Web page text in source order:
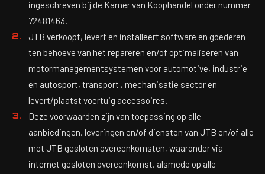
ingeschreven bij de Kamer van Koophandel onder nummer
72481463.
JTB verkoopt, levert en installeert software en goederen
ten behoeve van het repareren en/of optimaliseren van
motormanagementsystemen voor automotive, industrie
en autosport, transport , mechanisatie sector en
levert/plaatst voertuig accessoires.
Deze voorwaarden zijn van toepassing op alle
aanbiedingen, leveringen en/of diensten van JTB en/of alle
met JTB gesloten overeenkomsten, waaronder via
internet gesloten overeenkomst, alsmede op alle